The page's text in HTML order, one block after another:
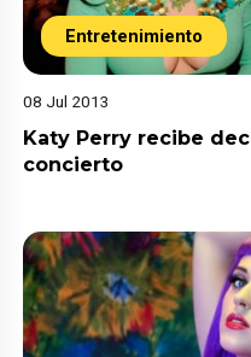
Entretenimiento
08 Jul 2013
Katy Perry recibe
concierto